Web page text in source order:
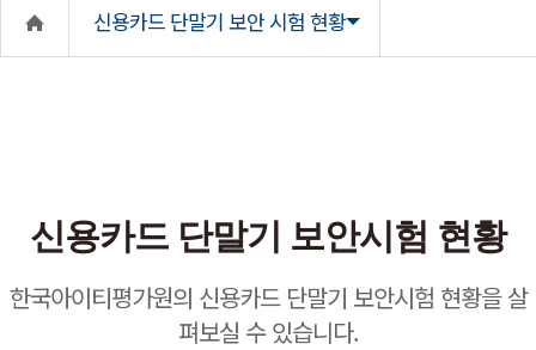
신용카드 단말기 보안 시험 현황
신용카드 단말기 보안시험 현황
한국아이티평가원의 신용카드 단말기 보안시험 현황을 살
펴보실 수 있습니다.